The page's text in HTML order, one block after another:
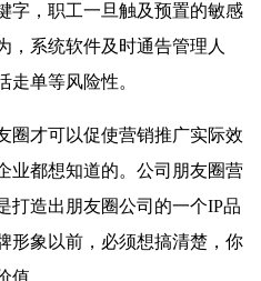
字，职工一旦触及预置的敏感
，系统软件及时通告管理人
走单等风险性。
才可以促使营销推广实际效
业都想知道的。公司朋友圈营
打造出朋友圈公司的一个IP品
形象以前，必须想搞清楚，你